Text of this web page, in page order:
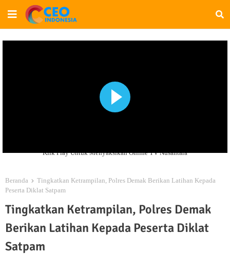
Klik Play Untuk Menyaksikan Online TV Nusantara
Beranda
Tingkatkan Ketrampilan, Polres Demak Berikan Latihan Kepada
Peserta Diklat Satpam
Tingkatkan Ketrampilan, Polres Demak
Berikan Latihan Kepada Peserta Diklat
Satpam